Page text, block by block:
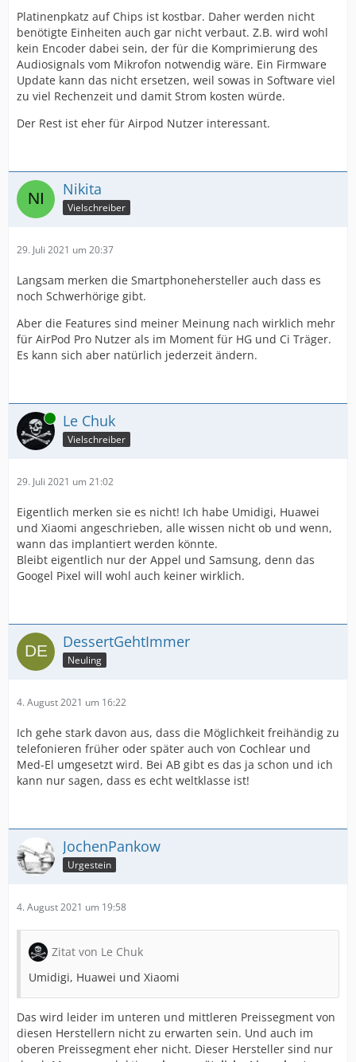
Platinenpkatz auf Chips ist kostbar. Daher werden nicht
benötigte Einheiten auch gar nicht verbaut. Z.B. wird wohl
kein Encoder dabei sein, der für die Komprimierung des
Audiosignals vom Mikrofon notwendig wäre. Ein Firmware
Update kann das nicht ersetzen, weil sowas in Software viel
zu viel Rechenzeit und damit Strom kosten würde.
Der Rest ist eher für Airpod Nutzer interessant.
Nikita
Vielschreiber
29. Juli 2021 um 20:37
Langsam merken die Smartphonehersteller auch dass es
noch Schwerhörige gibt.
Aber die Features sind meiner Meinung nach wirklich mehr
für AirPod Pro Nutzer als im Moment für HG und Ci Träger.
Es kann sich aber natürlich jederzeit ändern.
Online Le Chuk
Vielschreiber
29. Juli 2021 um 21:02
Eigentlich merken sie es nicht! Ich habe Umidigi, Huawei
und Xiaomi angeschrieben, alle wissen nicht ob und wenn,
wann das implantiert werden könnte.
Bleibt eigentlich nur der Appel und Samsung, denn das
Googel Pixel will wohl auch keiner wirklich.
DessertGehtImmer
Neuling
4. August 2021 um 16:22
Ich gehe stark davon aus, dass die Möglichkeit freihändig zu
telefonieren früher oder später auch von Cochlear und
Med-El umgesetzt wird. Bei AB gibt es das ja schon und ich
kann nur sagen, dass es echt weltklasse ist!
JochenPankow
Urgestein
4. August 2021 um 19:58
Zitat von Le Chuk
Umidigi, Huawei und Xiaomi
Das wird leider im unteren und mittleren Preissegment von
diesen Herstellern nicht zu erwarten sein. Und auch im
oberen Preissegment eher nicht. Dieser Hersteller sind nur